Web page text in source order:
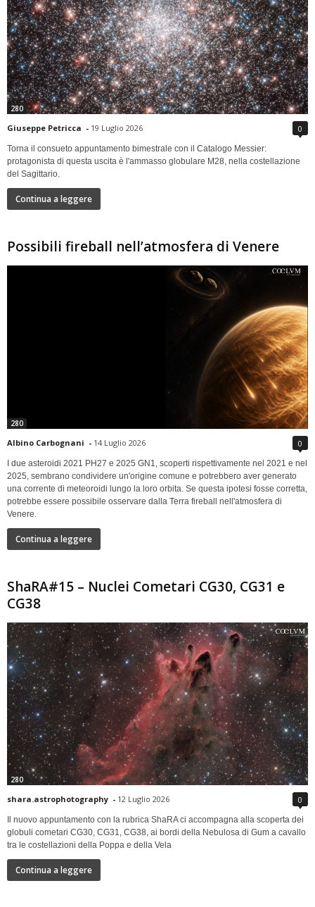
280
Giuseppe Petricca - 19 Luglio 2026 0
Torna il consueto appuntamento bimestrale con il Catalogo Messier:
protagonista di questa uscita è l'ammasso globulare M28, nella costellazione
del Sagittario.
Continua a leggere
Possibili fireball nell’atmosfera di Venere
280
Albino Carbognani - 14 Luglio 2026 0
I due asteroidi 2021 PH27 e 2025 GN1, scoperti rispettivamente nel 2021 e nel
2025, sembrano condividere un'origine comune e potrebbero aver generato
una corrente di meteoroidi lungo la loro orbita. Se questa ipotesi fosse corretta,
potrebbe essere possibile osservare dalla Terra fireball nell'atmosfera di
Venere.
Continua a leggere
ShaRA#15 – Nuclei Cometari CG30, CG31 e
CG38
280
shara.astrophotography - 12 Luglio 2026 0
Il nuovo appuntamento con la rubrica ShaRA ci accompagna alla scoperta dei
globuli cometari CG30, CG31, CG38, ai bordi della Nebulosa di Gum a cavallo
tra le costellazioni della Poppa e della Vela
Continua a leggere